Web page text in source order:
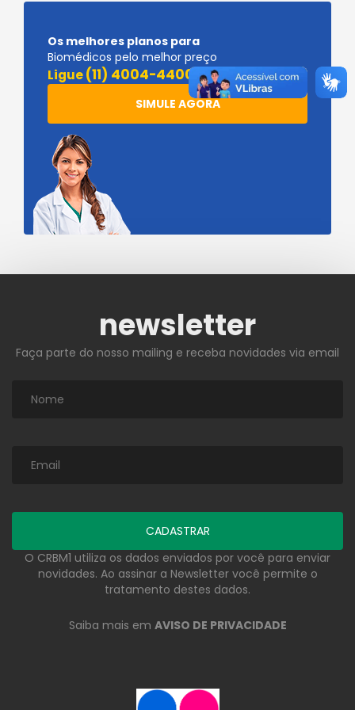
Os melhores planos para
Biomédicos pelo melhor preço
Ligue(11) 4004-4400
SIMULE AGORA
newsletter
Faça parte do nosso mailing e receba novidades via email
O CRBM1 utiliza os dados enviados por você para enviar
novidades. Ao assinar a Newsletter você permite o
tratamento destes dados.
Saiba mais em AVISO DE PRIVACIDADE